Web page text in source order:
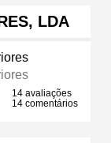
LDA
14 avaliações
14 comentários